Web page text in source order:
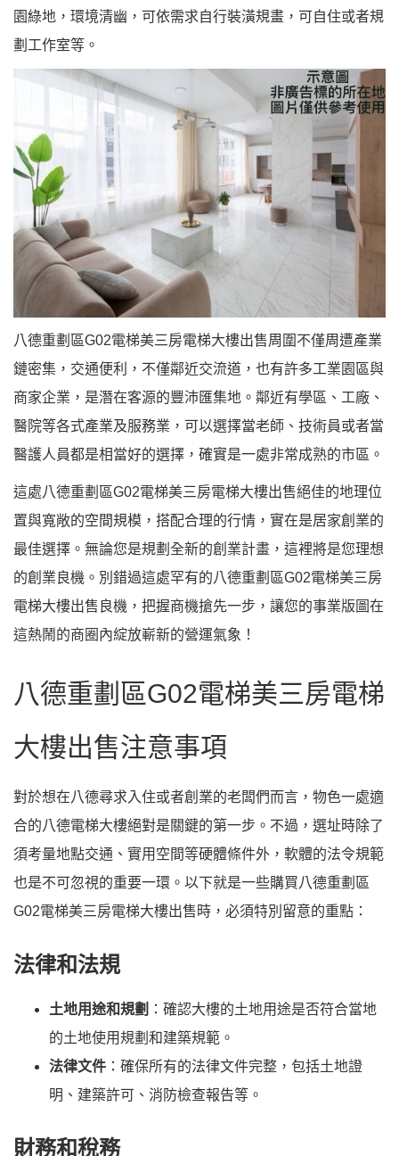
園綠地，環境清幽，可依需求自行裝潢規畫，可自住或者規
劃工作室等。
八德重劃區G02電梯美三房電梯大樓出售周圍不僅周遭產業
鏈密集，交通便利，不僅鄰近交流道，也有許多工業園區與
商家企業，是潛在客源的豐沛匯集地。鄰近有學區、工廠、
醫院等各式產業及服務業，可以選擇當老師、技術員或者當
醫護人員都是相當好的選擇，確實是一處非常成熟的市區。
這處八德重劃區G02電梯美三房電梯大樓出售絕佳的地理位
置與寬敞的空間規模，搭配合理的行情，實在是居家創業的
最佳選擇。無論您是規劃全新的創業計畫，這裡將是您理想
的創業良機。別錯過這處罕有的八德重劃區G02電梯美三房
電梯大樓出售良機，把握商機搶先一步，讓您的事業版圖在
這熱鬧的商圈內綻放嶄新的營運氣象！
八德重劃區G02電梯美三房電梯
大樓出售注意事項
對於想在八德尋求入住或者創業的老闆們而言，物色一處適
合的八德電梯大樓絕對是關鍵的第一步。不過，選址時除了
須考量地點交通、實用空間等硬體條件外，軟體的法令規範
也是不可忽視的重要一環。以下就是一些購買八德重劃區
G02電梯美三房電梯大樓出售時，必須特別留意的重點：
法律和法規
土地用途和規劃 ：確認大樓的土地用途是否符合當地
的土地使用規劃和建築規範。
法律文件 ：確保所有的法律文件完整，包括土地證
明、建築許可、消防檢查報告等。
財務和稅務